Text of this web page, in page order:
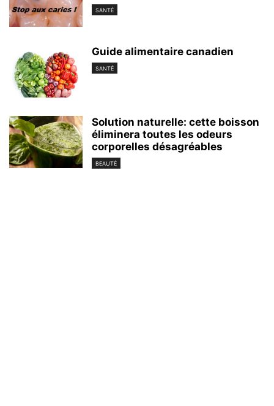
SANTÉ
Guide alimentaire canadien
SANTÉ
Solution naturelle: cette boisson
éliminera toutes les odeurs
corporelles désagréables
BEAUTÉ